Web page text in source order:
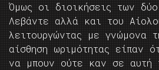
Όμως οι διοικήσεις των
Λεβάντε αλλά και του
λειτουργώντας με γνώμονα
αίσθηση ωριμότητας είπαν
να μπουν ούτε καν σε αυτή